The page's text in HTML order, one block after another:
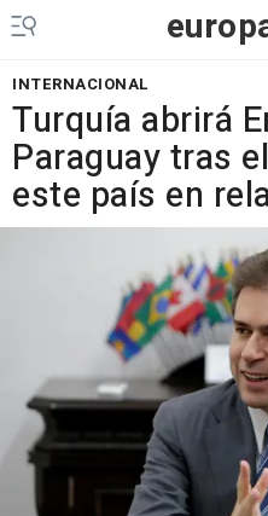
INTERNACIONAL
Turquía abrirá
Paraguay tras
este país en